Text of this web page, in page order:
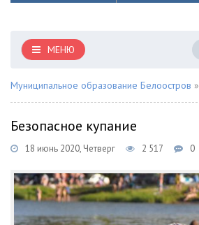
МЕНЮ
Муниципальное образование Белоостров »
Безопасное купание
18 июнь 2020, Четверг 2 517 0